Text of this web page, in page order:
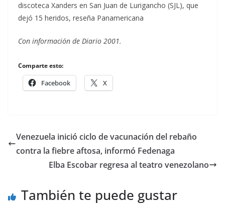
discoteca Xanders en San Juan de Lurigancho (SJL), que
dejó 15 heridos, reseña Panamericana
Con información de Diario 2001.
Comparte esto:
Facebook X
Venezuela inició ciclo de vacunación del rebaño
contra la fiebre aftosa, informó Fedenaga
Elba Escobar regresa al teatro venezolano
También te puede gustar